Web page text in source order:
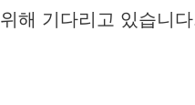
위해 기다리고 있습니